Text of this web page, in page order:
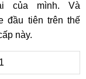
của mình. Và
đầu tiên trên thế
này.